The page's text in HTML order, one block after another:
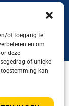
of toegang te
en om
deze
of unieke
toestemming kan